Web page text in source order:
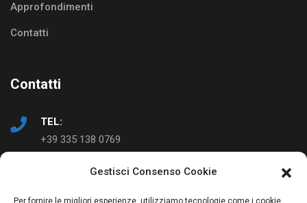
Gestisci Consenso Cookie
Per fornire le migliori esperienze, utilizziamo tecnologie come i cookie
Approfondimenti
Contatti
Contatti
TEL:
+39 335 138 0769